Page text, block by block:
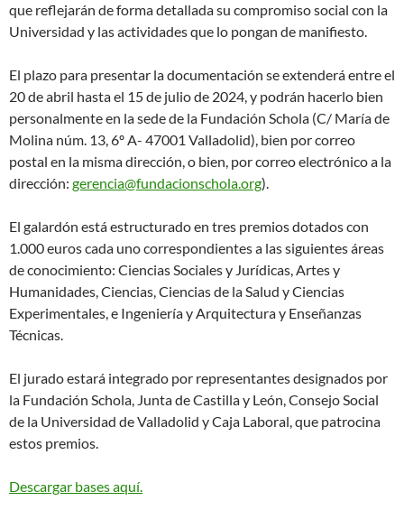
que reflejarán de forma detallada su compromiso social con la
Universidad y las actividades que lo pongan de manifiesto.
El plazo para presentar la documentación se extenderá entre el
20 de abril hasta el 15 de julio de 2024, y podrán hacerlo bien
personalmente en la sede de la Fundación Schola (C/ María de
Molina núm. 13, 6º A- 47001 Valladolid), bien por correo
postal en la misma dirección, o bien, por correo electrónico a la
dirección: gerencia@fundacionschola.org).
El galardón está estructurado en tres premios dotados con
1.000 euros cada uno correspondientes a las siguientes áreas
de conocimiento: Ciencias Sociales y Jurídicas, Artes y
Humanidades, Ciencias, Ciencias de la Salud y Ciencias
Experimentales, e Ingeniería y Arquitectura y Enseñanzas
Técnicas.
El jurado estará integrado por representantes designados por
la Fundación Schola, Junta de Castilla y León, Consejo Social
de la Universidad de Valladolid y Caja Laboral, que patrocina
estos premios.
Descargar bases aquí.